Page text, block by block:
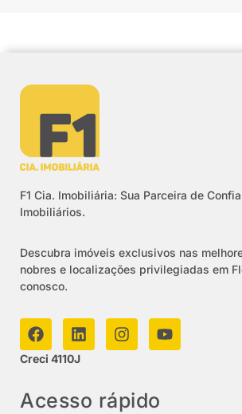
F1 Cia. Imobiliária: Sua Parceira de
Imobiliários.
Descubra imóveis exclusivos nas
nobres e localizações privilegiadas em
conosco.
Creci 4110J
Acesso rápido